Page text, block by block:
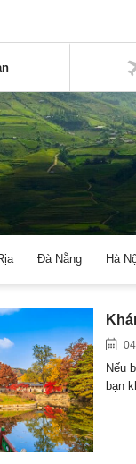
Đà Nẵng Hà
Nếu
bạn